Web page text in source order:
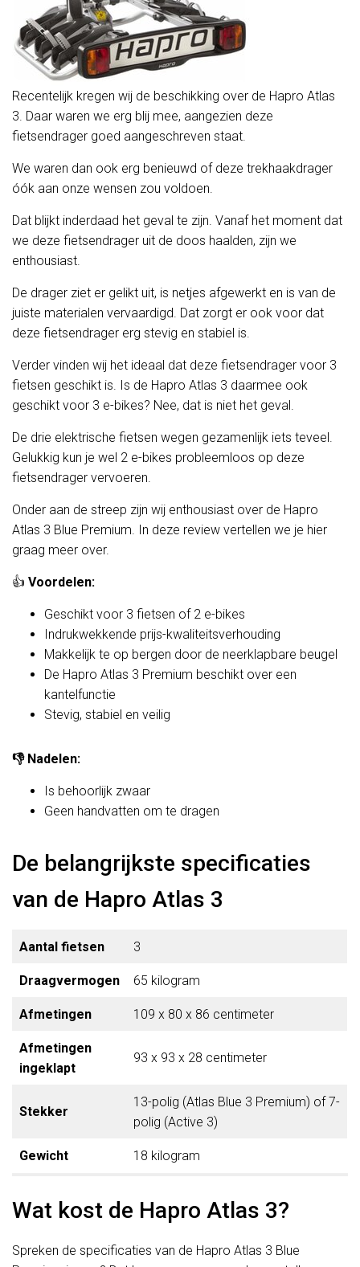
Recentelijk kregen wij de beschikking over de Hapro Atlas
3. Daar waren we erg blij mee, aangezien deze
fietsendrager goed aangeschreven staat.
We waren dan ook erg benieuwd of deze trekhaakdrager
óók aan onze wensen zou voldoen.
Dat blijkt inderdaad het geval te zijn. Vanaf het moment dat
we deze fietsendrager uit de doos haalden, zijn we
enthousiast.
De drager ziet er gelikt uit, is netjes afgewerkt en is van de
juiste materialen vervaardigd. Dat zorgt er ook voor dat
deze fietsendrager erg stevig en stabiel is.
Verder vinden wij het ideaal dat deze fietsendrager voor 3
fietsen geschikt is. Is de Hapro Atlas 3 daarmee ook
geschikt voor 3 e-bikes? Nee, dat is niet het geval.
De drie elektrische fietsen wegen gezamenlijk iets teveel.
Gelukkig kun je wel 2 e-bikes probleemloos op deze
fietsendrager vervoeren.
Onder aan de streep zijn wij enthousiast over de Hapro
Atlas 3 Blue Premium. In deze review vertellen we je hier
graag meer over.
👍 Voordelen:
Geschikt voor 3 fietsen of 2 e-bikes
Indrukwekkende prijs-kwaliteitsverhouding
Makkelijk te op bergen door de neerklapbare beugel
De Hapro Atlas 3 Premium beschikt over een
kantelfunctie
Stevig, stabiel en veilig
👎Nadelen:
Is behoorlijk zwaar
Geen handvatten om te dragen
De belangrijkste specificaties
van de Hapro Atlas 3
Aantal fietsen 3
Draagvermogen 65 kilogram
Afmetingen 109 x 80 x 86 centimeter
Afmetingen
ingeklapt
93 x 93 x 28 centimeter
Stekker
13-polig (Atlas Blue 3 Premium) of 7-
polig (Active 3)
Gewicht 18 kilogram
Wat kost de Hapro Atlas 3?
Spreken de specificaties van de Hapro Atlas 3 Blue